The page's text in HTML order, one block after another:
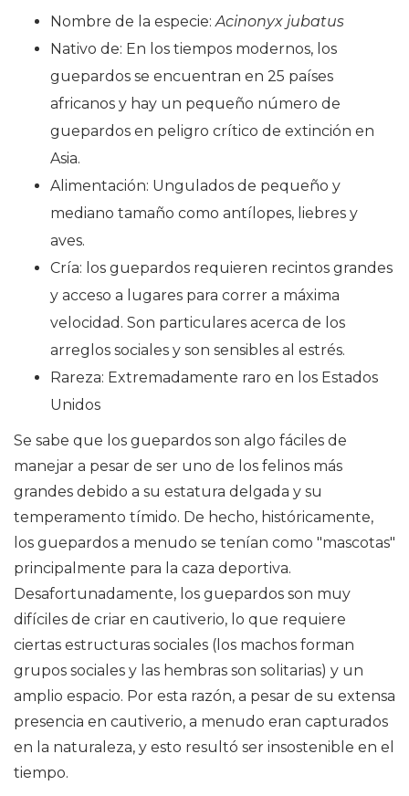
Nombre de la especie:Acinonyx jubatus
Nativo de: En los tiempos modernos, los
guepardos se encuentran en 25 países
africanos y hay un pequeño número de
guepardos en peligro crítico de extinción en
Asia.
Alimentación: Ungulados de pequeño y
mediano tamaño como antílopes, liebres y
aves.
Cría: los guepardos requieren recintos grandes
y acceso a lugares para correr a máxima
velocidad. Son particulares acerca de los
arreglos sociales y son sensibles al estrés.
Rareza: Extremadamente raro en los Estados
Unidos
Se sabe que los guepardos son algo fáciles de
manejar a pesar de ser uno de los felinos más
grandes debido a su estatura delgada y su
temperamento tímido. De hecho, históricamente,
los guepardos a menudo se tenían como "mascotas"
principalmente para la caza deportiva.
Desafortunadamente, los guepardos son muy
difíciles de criar en cautiverio, lo que requiere
ciertas estructuras sociales (los machos forman
grupos sociales y las hembras son solitarias) y un
amplio espacio. Por esta razón, a pesar de su extensa
presencia en cautiverio, a menudo eran capturados
en la naturaleza, y esto resultó ser insostenible en el
tiempo.